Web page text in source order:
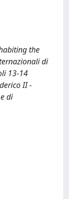
the
di
13-14
II -
di